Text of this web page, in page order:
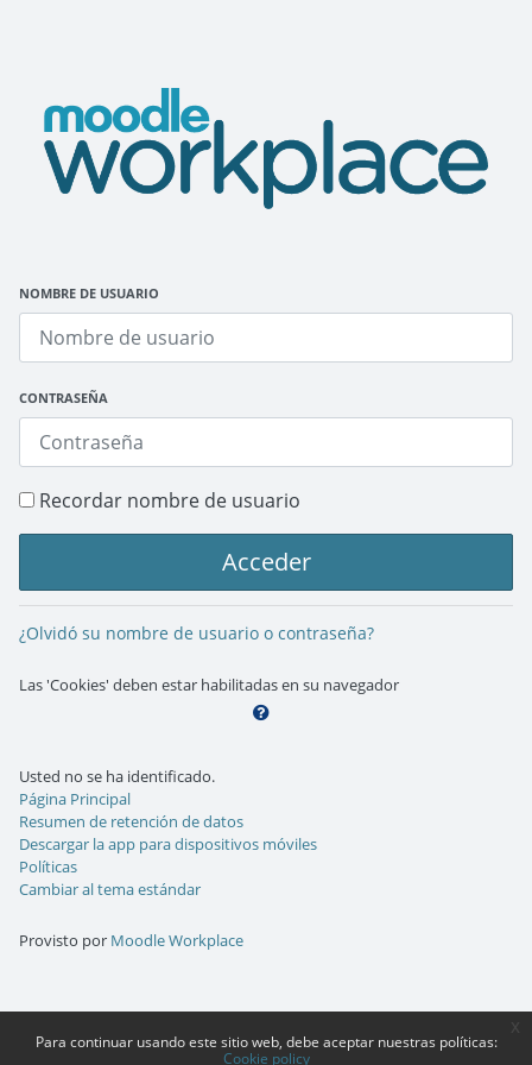
NOMBRE DE USUARIO
CONTRASEÑA
Recordar nombre de usuario
Acceder
¿Olvidó su nombre de usuario o contraseña?
Las 'Cookies' deben estar habilitadas en su navegador
Usted no se ha identificado.
Página Principal
Resumen de retención de datos
Descargar la app para dispositivos móviles
Políticas
Cambiar al tema estándar
Provisto por Moodle Workplace
Para continuar usando este sitio web, debe aceptar nuestras políticas:
Cookie policy